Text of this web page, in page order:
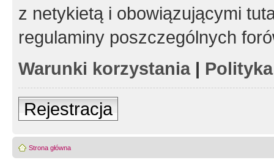
z netykietą i obowiązującymi
regulaminy poszczególnych
Warunki korzystania|
Rejestracja
Strona główna